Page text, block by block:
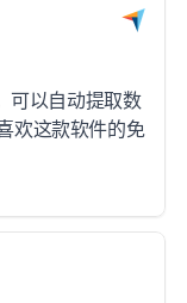
可以自动提取数
欢这款软件的免